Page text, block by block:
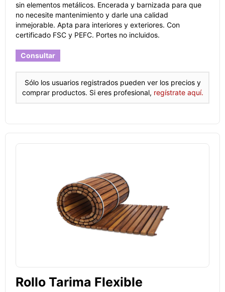
sin elementos metálicos. Encerada y barnizada para que
no necesite mantenimiento y darle una calidad
inmejorable. Apta para interiores y exteriores. Con
certificado FSC y PEFC. Portes no incluidos.
Consultar
Sólo los usuarios registrados pueden ver los precios y
comprar productos. Si eres profesional, regístrate aquí.
Rollo Tarima Flexible